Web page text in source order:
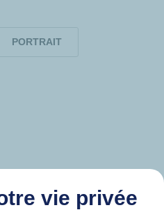
PORTRAIT
vie privée